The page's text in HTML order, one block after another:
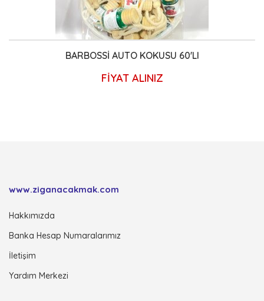
BARBOSSİ AUTO KOKUSU 60'LI
FİYAT ALINIZ
www.ziganacakmak.com
Hakkımızda
Banka Hesap Numaralarımız
İletişim
Yardım Merkezi